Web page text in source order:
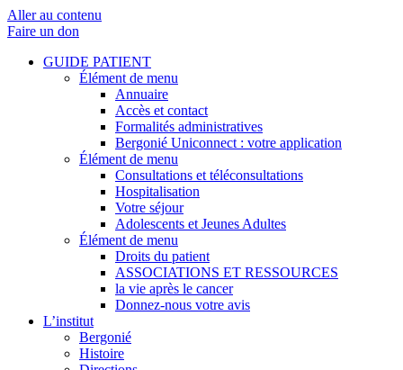
Aller au contenu
Faire un don
GUIDE PATIENT
Élément de menu
Annuaire
Accès et contact
Formalités administratives
Bergonié Uniconnect : votre application
Élément de menu
Consultations et téléconsultations
Hospitalisation
Votre séjour
Adolescents et Jeunes Adultes
Élément de menu
Droits du patient
ASSOCIATIONS ET RESSOURCES
la vie après le cancer
Donnez-nous votre avis
L’institut
Bergonié
Histoire